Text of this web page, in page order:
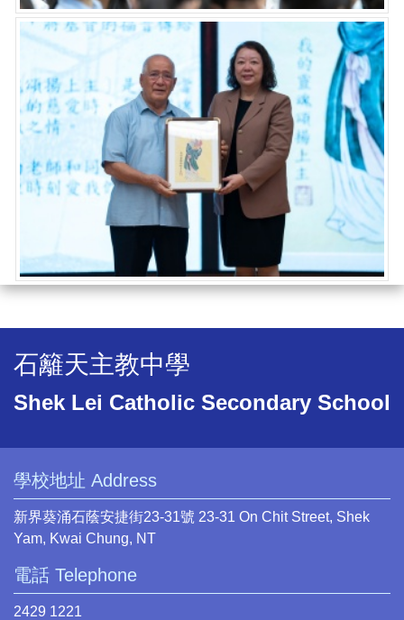
石籬天主教中學
Shek Lei Catholic Secondary School
學校地址 Address
新界葵涌石蔭安捷街23-31號 23-31 On Chit Street, Shek
Yam, Kwai Chung, NT
電話 Telephone
2429 1221